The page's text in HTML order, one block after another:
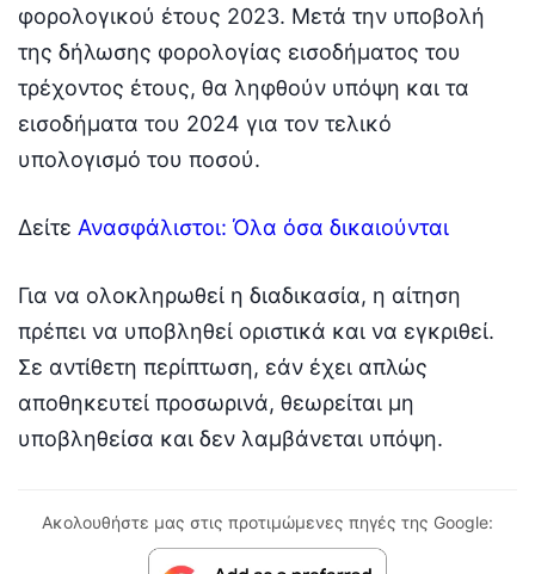
φορολογικού έτους 2023. Μετά την υποβολή
της δήλωσης φορολογίας εισοδήματος του
τρέχοντος έτους, θα ληφθούν υπόψη και τα
εισοδήματα του 2024 για τον τελικό
υπολογισμό του ποσού.
Δείτε Ανασφάλιστοι: Όλα όσα δικαιούνται
Για να ολοκληρωθεί η διαδικασία, η αίτηση
πρέπει να υποβληθεί οριστικά και να εγκριθεί.
Σε αντίθετη περίπτωση, εάν έχει απλώς
αποθηκευτεί προσωρινά, θεωρείται μη
υποβληθείσα και δεν λαμβάνεται υπόψη.
Ακολουθήστε μας στις προτιμώμενες πηγές της Google: